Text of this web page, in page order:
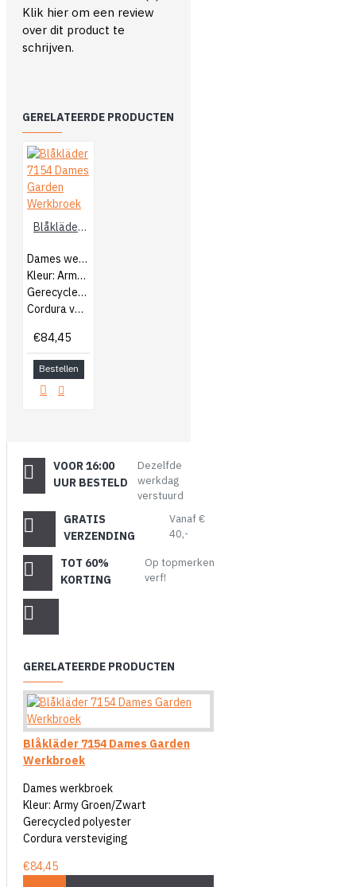
Klik hier om een review
over dit product te
schrijven.
GERELATEERDE PRODUCTEN
Blåkläder 7154 Dames Garden Werkbroek
Dames werkbroek
Kleur: Army Groen/Zwart
Gerecycled polyester
Cordura versteviging
€84,45
Bestellen
VOOR 16:00
UUR BESTELD
Dezelfde
werkdag
verstuurd
GRATIS
VERZENDING
Vanaf €
40,-
TOT 60%
KORTING
Op topmerken
verf!
GERELATEERDE PRODUCTEN
Blåkläder 7154 Dames Garden
Werkbroek
Dames werkbroek
Kleur: Army Groen/Zwart
Gerecycled polyester
Cordura versteviging
€84,45